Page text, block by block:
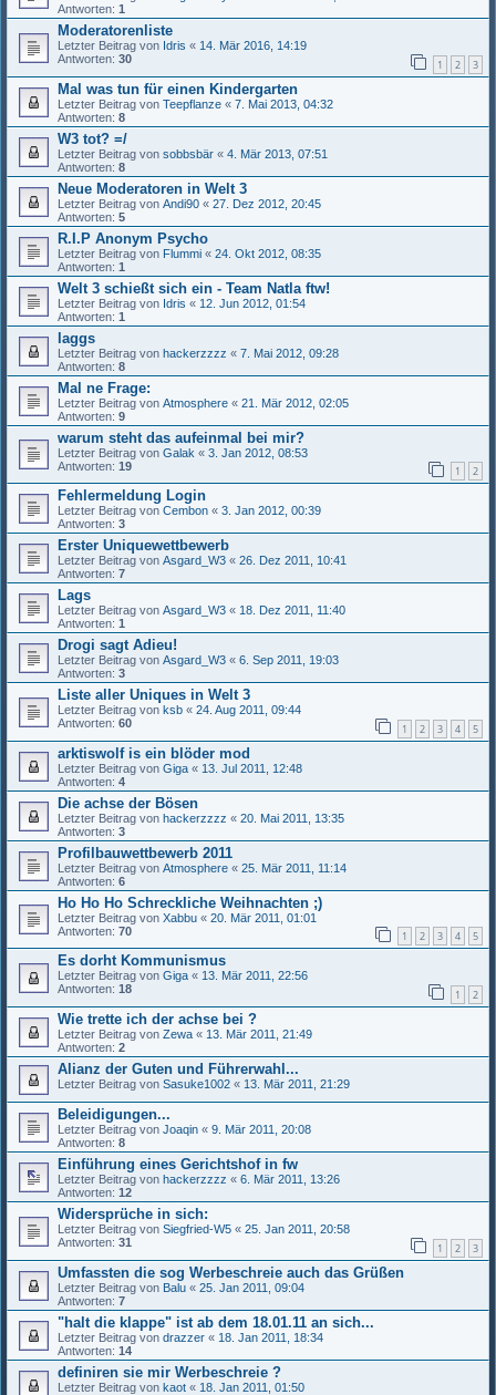
Antworten: 1
Moderatorenliste
Letzter Beitrag von Idris « 14. Mär 2016, 14:19
Antworten: 30 1 2 3
Mal was tun für einen Kindergarten
Letzter Beitrag von Teepflanze « 7. Mai 2013, 04:32
Antworten: 8
W3 tot? =/
Letzter Beitrag von sobbsbär « 4. Mär 2013, 07:51
Antworten: 8
Neue Moderatoren in Welt 3
Letzter Beitrag von Andi90 « 27. Dez 2012, 20:45
Antworten: 5
R.I.P Anonym Psycho
Letzter Beitrag von Flummi « 24. Okt 2012, 08:35
Antworten: 1
Welt 3 schießt sich ein - Team Natla ftw!
Letzter Beitrag von Idris « 12. Jun 2012, 01:54
Antworten: 1
laggs
Letzter Beitrag von hackerzzzz « 7. Mai 2012, 09:28
Antworten: 8
Mal ne Frage:
Letzter Beitrag von Atmosphere « 21. Mär 2012, 02:05
Antworten: 9
warum steht das aufeinmal bei mir?
Letzter Beitrag von Galak « 3. Jan 2012, 08:53
Antworten: 19 1 2
Fehlermeldung Login
Letzter Beitrag von Cembon « 3. Jan 2012, 00:39
Antworten: 3
Erster Uniquewettbewerb
Letzter Beitrag von Asgard_W3 « 26. Dez 2011, 10:41
Antworten: 7
Lags
Letzter Beitrag von Asgard_W3 « 18. Dez 2011, 11:40
Antworten: 1
Drogi sagt Adieu!
Letzter Beitrag von Asgard_W3 « 6. Sep 2011, 19:03
Antworten: 3
Liste aller Uniques in Welt 3
Letzter Beitrag von ksb « 24. Aug 2011, 09:44
Antworten: 60 1 2 3 4 5
arktiswolf is ein blöder mod
Letzter Beitrag von Giga « 13. Jul 2011, 12:48
Antworten: 4
Die achse der Bösen
Letzter Beitrag von hackerzzzz « 20. Mai 2011, 13:35
Antworten: 3
Profilbauwettbewerb 2011
Letzter Beitrag von Atmosphere « 25. Mär 2011, 11:14
Antworten: 6
Ho Ho Ho Schreckliche Weihnachten ;)
Letzter Beitrag von Xabbu « 20. Mär 2011, 01:01
Antworten: 70 1 2 3 4 5
Es dorht Kommunismus
Letzter Beitrag von Giga « 13. Mär 2011, 22:56
Antworten: 18 1 2
Wie trette ich der achse bei ?
Letzter Beitrag von Zewa « 13. Mär 2011, 21:49
Antworten: 2
Alianz der Guten und Führerwahl...
Letzter Beitrag von Sasuke1002 « 13. Mär 2011, 21:29
Beleidigungen...
Letzter Beitrag von Joaqin « 9. Mär 2011, 20:08
Antworten: 8
Einführung eines Gerichtshof in fw
Letzter Beitrag von hackerzzzz « 6. Mär 2011, 13:26
Antworten: 12
Widersprüche in sich:
Letzter Beitrag von Siegfried-W5 « 25. Jan 2011, 20:58
Antworten: 31 1 2 3
Umfassten die sog Werbeschreie auch das Grüßen
Letzter Beitrag von Balu « 25. Jan 2011, 09:04
Antworten: 7
"halt die klappe" ist ab dem 18.01.11 an sich...
Letzter Beitrag von drazzer « 18. Jan 2011, 18:34
Antworten: 14
definiren sie mir Werbeschreie ?
Letzter Beitrag von kaot « 18. Jan 2011, 01:50